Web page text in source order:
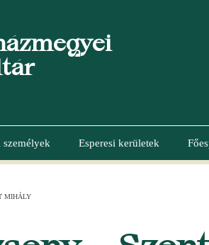
személyek Esperesi kerületek
MIHÁLY